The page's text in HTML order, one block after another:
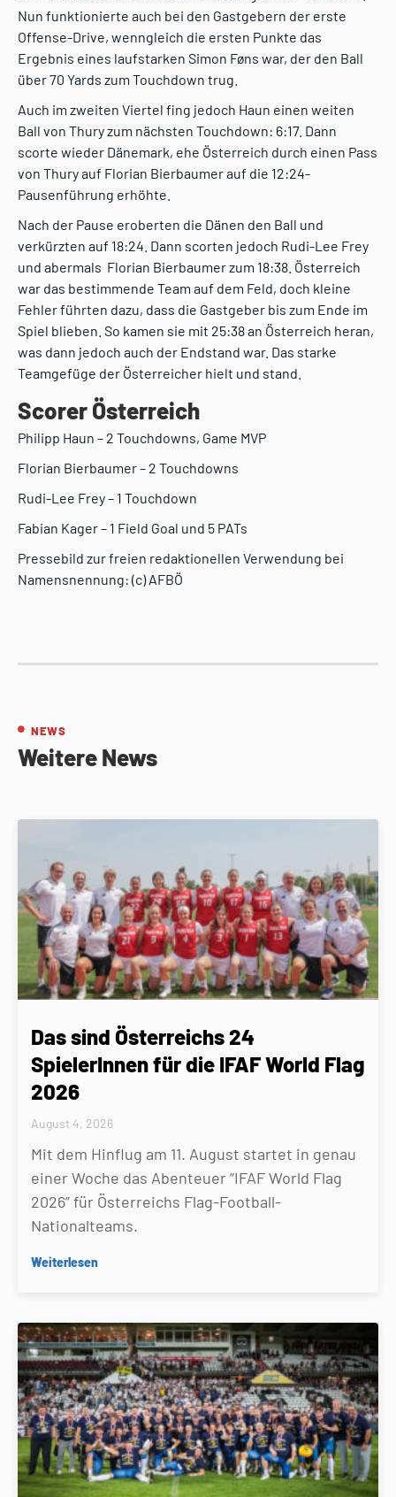
Nun funktionierte auch bei den Gastgebern der erste
Offense-Drive, wenngleich die ersten Punkte das
Ergebnis eines laufstarken Simon Føns war, der den Ball
über 70 Yards zum Touchdown trug.
Auch im zweiten Viertel fing jedoch Haun einen weiten
Ball von Thury zum nächsten Touchdown: 6:17. Dann
scorte wieder Dänemark, ehe Österreich durch einen Pass
von Thury auf Florian Bierbaumer auf die 12:24-
Pausenführung erhöhte.
Nach der Pause eroberten die Dänen den Ball und
verkürzten auf 18:24. Dann scorten jedoch Rudi-Lee Frey
und abermals Florian Bierbaumer zum 18:38. Österreich
war das bestimmende Team auf dem Feld, doch kleine
Fehler führten dazu, dass die Gastgeber bis zum Ende im
Spiel blieben. So kamen sie mit 25:38 an Österreich heran,
was dann jedoch auch der Endstand war. Das starke
Teamgefüge der Österreicher hielt und stand.
Scorer Österreich
Philipp Haun – 2 Touchdowns, Game MVP
Florian Bierbaumer – 2 Touchdowns
Rudi-Lee Frey – 1 Touchdown
Fabian Kager – 1 Field Goal und 5 PATs
Pressebild zur freien redaktionellen Verwendung bei
Namensnennung: (c) AFBÖ
NEWS
Weitere News
Das sind Österreichs 24
SpielerInnen für die IFAF World Flag
2026
August 4, 2026
Mit dem Hinflug am 11. August startet in genau
einer Woche das Abenteuer “IFAF World Flag
2026” für Österreichs Flag-Football-
Nationalteams.
Weiterlesen